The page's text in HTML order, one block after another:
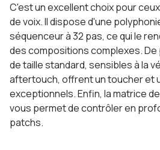
C'est un excellent choix pour
de voix. Il dispose d'une
séquenceur à 32 pas, ce qui le
des compositions complexes.
de taille standard, sensibles à la
aftertouch, offrent un toucher et
exceptionnels. Enfin, la matrice
vous permet de contrôler en
patchs.